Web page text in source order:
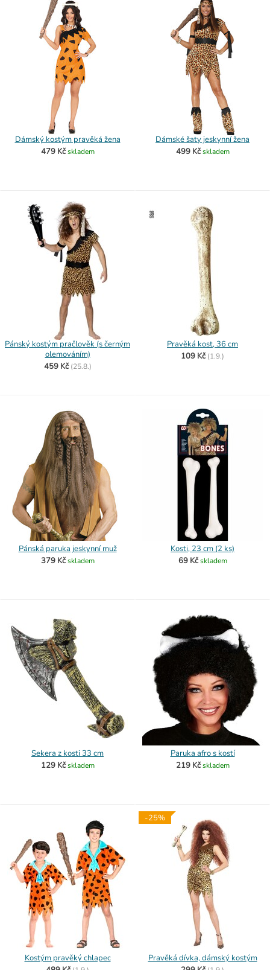
Dámský kostým pravěká žena
479 Kč skladem
Dámské šaty jeskynní žena
499 Kč skladem
Pánský kostým pračlověk (s černým
olemováním)
459 Kč (25.8.)
Pravěká kost, 36 cm
109 Kč (1.9.)
Pánská paruka jeskynní muž
379 Kč skladem
Kosti, 23 cm (2 ks)
69 Kč skladem
Sekera z kosti 33 cm
129 Kč skladem
Paruka afro s kostí
219 Kč skladem
Kostým pravěký chlapec
-25%
Pravěká dívka, dámský kostým